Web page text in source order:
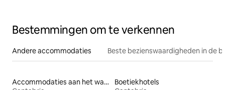
Bestemmingen om te verkennen
Andere accommodaties Beste bezienswaardigheden in de
Accommodaties aan het water
Boetiekhotels